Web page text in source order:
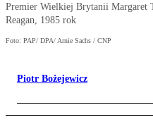
Premier Wielkiej Brytanii Margaret
Reagan, 1985 rok
Foto: PAP/ DPA/ Arnie Sachs / CNP
Piotr Bożejewicz